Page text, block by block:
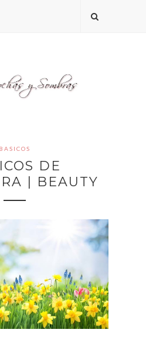
BASICOS
DE
| BEAUTY